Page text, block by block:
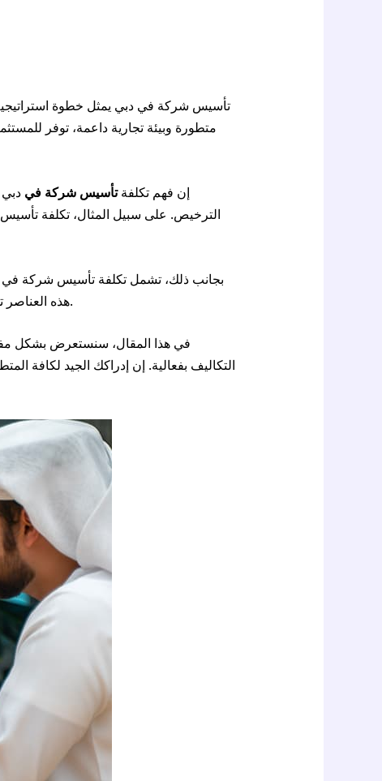
تأسيس شركة في دبي يمثل خطوة استراتيجية
متطورة وبيئة تجارية داعمة، توفر
إن فهم تكلفةتأسيس شركة في
الترخيص. على سبيل المثال، تكلفة
بجانب ذلك، تشمل تكلفة تأسيس شركة في
هذه العناصر تشكل جزءاً من الحسبة النهائية للتكلفة التي قد يتكبدها المستثمر عند بدء مشروعه في هذه المدينة الديناميكية.
في هذا المقال، سنستعرض بشكل
التكاليف بفعالية. إن إدراكك الجيد